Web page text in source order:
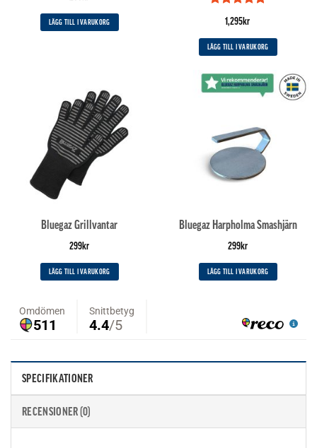
LÄGG TILL I VARUKORG
Betygsatt
av 51,295kr
LÄGG TILL I VARUKORG
Bluegaz Grillvantar
299kr
LÄGG TILL I VARUKORG
Bluegaz Harpholma Smashjärn
299kr
LÄGG TILL I VARUKORG
SPECIFIKATIONER
RECENSIONER (0)